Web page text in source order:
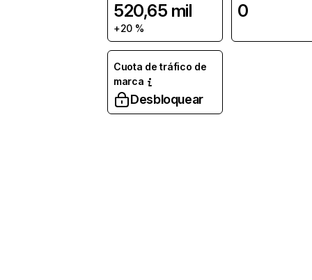
520,65 mil
+20 %
0
Cuota de tráfico de
marca
Desbloquear